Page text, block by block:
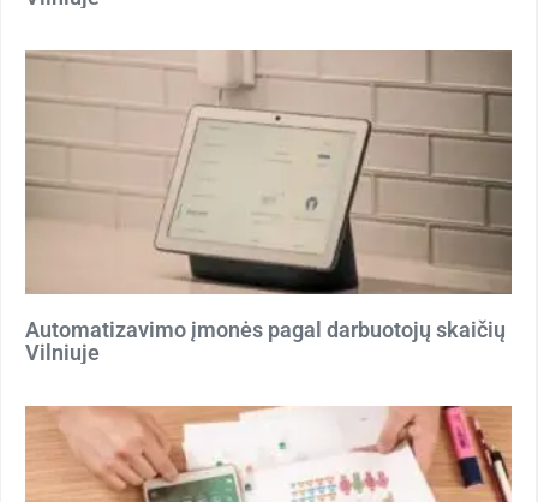
Automatizavimo įmonės pagal darbuotojų skaičių
Vilniuje